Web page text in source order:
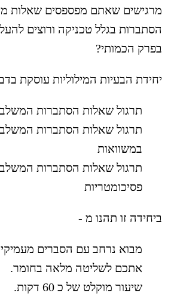
מרגישים שאתם מפספסים שאלות
הסתברות בגלל טכניקה ורוצים
בפרק הכמותי?
יחידת הבעיות המילוליות עוסקת
תרגול שאלות הסתברות
תרגול שאלות הסתברות
במשוואות
תרגול שאלות הסתברות
פסיכומטריות
ביחידה זו תהנו מ -
מבוא נרחב עם הסברים
אתכם לשליטה מלאה בחומר.
שיעור מוקלט של כ 60 דקות.